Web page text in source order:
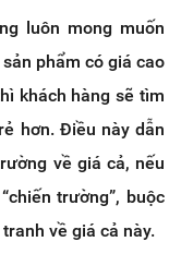
luôn mong muốn
phẩm có giá cao
khách hàng sẽ tìm
hơn. Điều này dẫn
về giá cả, nếu
trường”, buộc
về giá cả này.